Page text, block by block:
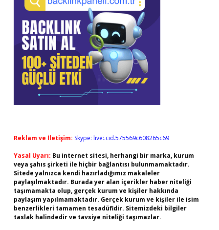
Reklam ve İletişim: Skype: live:.cid.575569c608265c69
Yasal Uyarı: Bu internet sitesi, herhangi bir marka, kurum
veya şahıs şirketi ile hiçbir bağlantısı bulunmamaktadır.
Sitede yalnızca kendi hazırladığımız makaleler
paylaşılmaktadır. Burada yer alan içerikler haber niteliği
taşımamakta olup, gerçek kurum ve kişiler hakkında
paylaşım yapılmamaktadır. Gerçek kurum ve kişiler ile isim
benzerlikleri tamamen tesadüfidir. Sitemizdeki bilgiler
taslak halindedir ve tavsiye niteliği taşımazlar.